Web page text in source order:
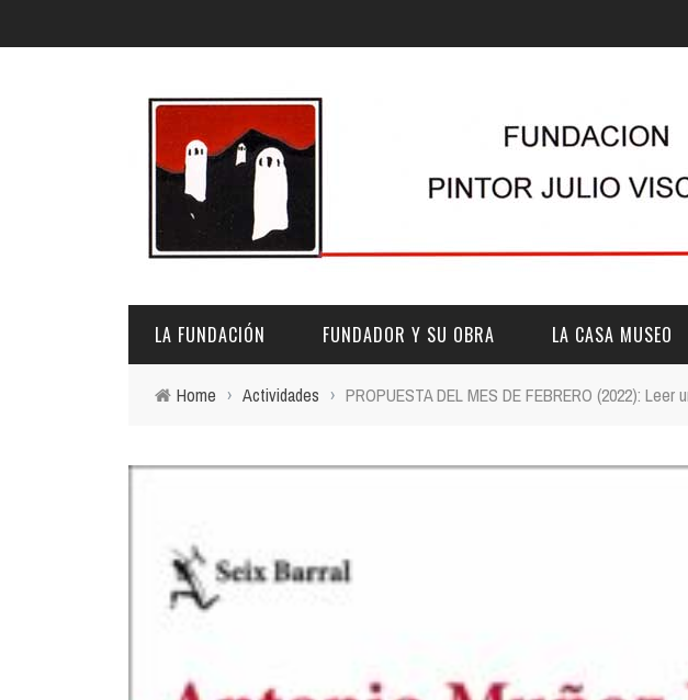
LA FUNDACIÓN
FINES
FUNDADOR Y SU OBRA
PINTURAS
LA CASA MUSEO
VIDEOS
Home › Actividades › PROPUESTA DEL MES DE FEBRERO (2022):